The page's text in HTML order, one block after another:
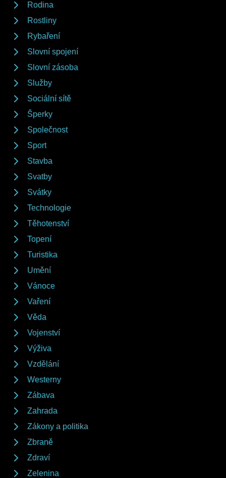
Rodina
Rostliny
Rybaření
Slovní spojení
Slovní zásoba
Služby
Sociální sítě
Šperky
Společnost
Sport
Stavba
Svatby
Svátky
Technologie
Těhotenství
Topení
Turistika
Umění
Vánoce
Vaření
Věda
Vojenství
Výživa
Vzdělání
Westerny
Zábava
Zahrada
Zákony a politika
Zbraně
Zdraví
Zelenina